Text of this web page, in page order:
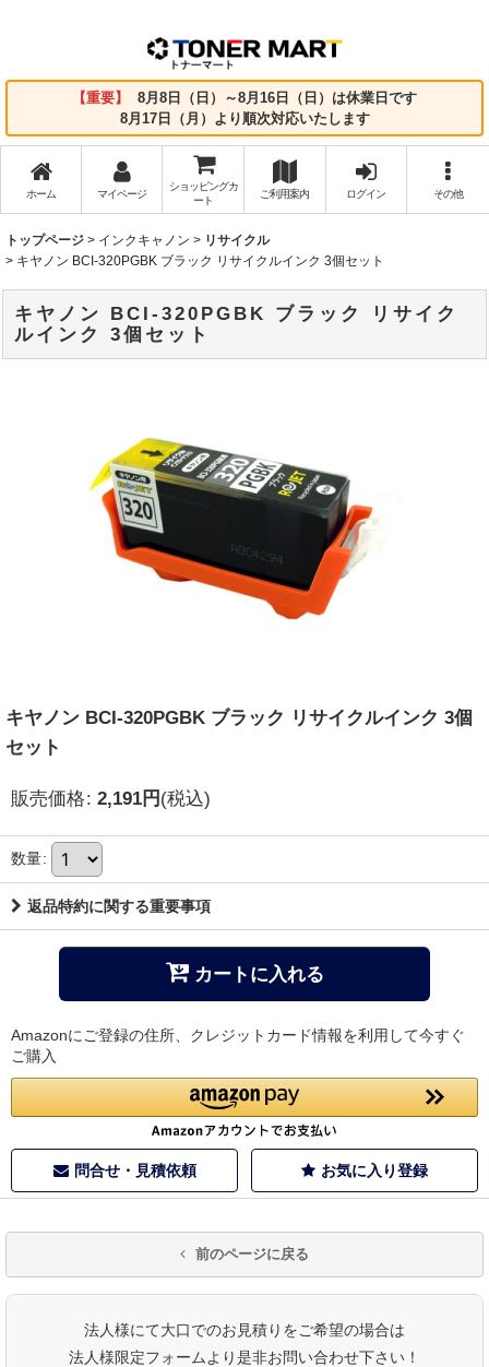
【重要】
8月8日（日）～8月16日（日）は休業日です
8月17日（月）より順次対応いたします
ホーム マイページ
ショッピングカ
ート
ご利用案内 ログイン その他
トップページ > インクキャノン > リサイクル
> キヤノン BCI-320PGBK ブラック リサイクルインク 3個セット
キヤノン BCI-320PGBK ブラック リサイク
ルインク 3個セット
キヤノン BCI-320PGBK ブラック リサイクルインク 3個
セット
販売価格: 2,191円 (税込)
数量:
返品特約に関する重要事項
カートに入れる
Amazonにご登録の住所、クレジットカード情報を利用して今すぐ
ご購入
問合せ・見積依頼 お気に入り登録
前のページに戻る
法人様にて大口でのお見積りをご希望の場合は
法人様限定フォームより是非お問い合わせ下さい！